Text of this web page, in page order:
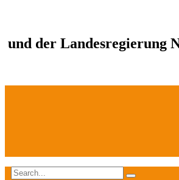
und der Landesregierung